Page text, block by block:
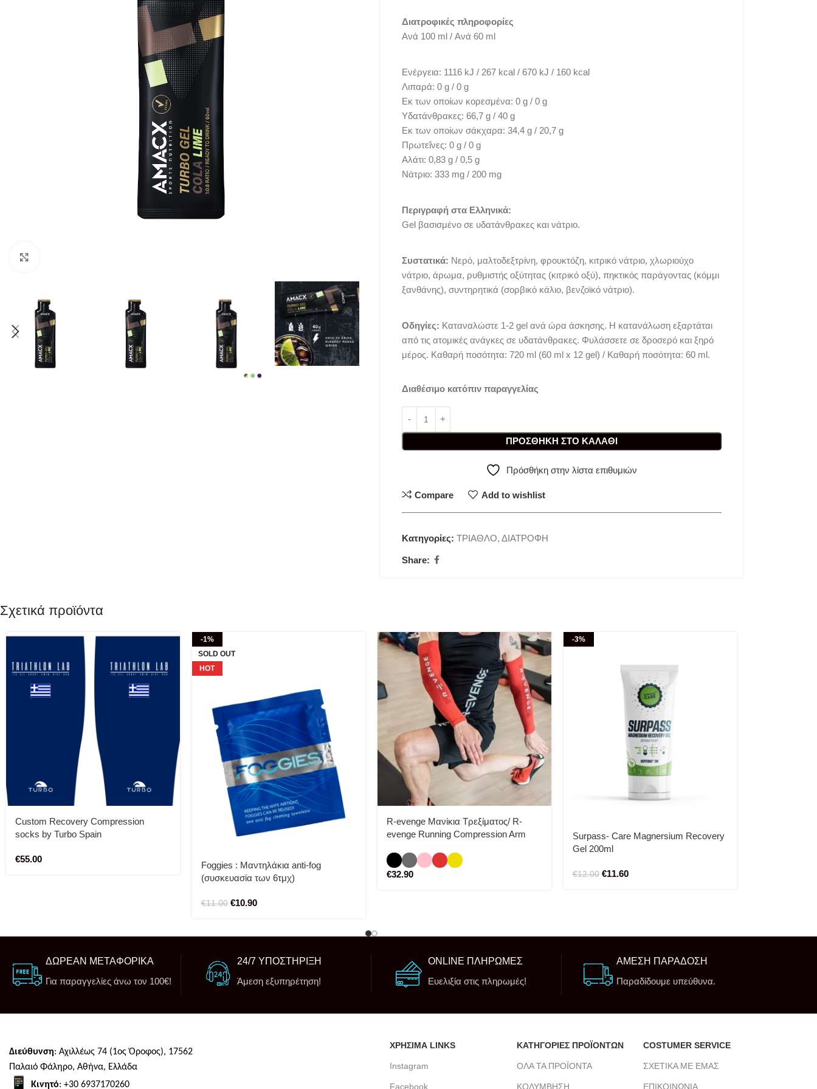
Διατροφικές πληροφορίες
Ανά 100 ml / Ανά 60 ml
Ενέργεια: 1116 kJ / 267 kcal / 670 kJ / 160 kcal
Λιπαρά: 0 g / 0 g
Εκ των οποίων κορεσμένα: 0 g / 0 g
Υδατάνθρακες: 66,7 g / 40 g
Εκ των οποίων σάκχαρα: 34,4 g / 20,7 g
Πρωτεΐνες: 0 g / 0 g
Αλάτι: 0,83 g / 0,5 g
Νάτριο: 333 mg / 200 mg
Περιγραφή στα Ελληνικά:
Gel βασισμένο σε υδατάνθρακες και νάτριο.
Συστατικά: Νερό, μαλτοδεξτρίνη, φρουκτόζη, κιτρικό νάτριο, χλωριούχο
νάτριο, άρωμα, ρυθμιστής οξύτητας (κιτρικό οξύ), πηκτικός παράγοντας (κόμμι
ξανθάνης), συντηρητικά (σορβικό κάλιο, βενζοϊκό νάτριο).
Οδηγίες: Καταναλώστε 1-2 gel ανά ώρα άσκησης. Η κατανάλωση εξαρτάται
από τις ατομικές ανάγκες σε υδατάνθρακες. Φυλάσσετε σε δροσερό και ξηρό
μέρος. Καθαρή ποσότητα: 720 ml (60 ml x 12 gel) / Καθαρή ποσότητα: 60 ml.
Διαθέσιμο κατόπιν παραγγελίας
ΠΡΟΣΘΉΚΗ ΣΤΟ ΚΑΛΆΘΙ
Πρόσθήκη στην λίστα επιθυμιών
Compare Add to wishlist
Κατηγορίες: ΤΡΙΑΘΛΟ, ΔΙΑΤΡΟΦΗ
Share:
Σχετικά προϊόντα
Custom Recovery Compression
socks by Turbo Spain
€55.00
-1%
SOLD OUT
HOT
Foggies : Μαντηλάκια anti-fog
(συσκευασία των 6τμχ)
€11.00 €10.90
R-evenge Μανίκια Τρεξίματος/ R-
evenge Running Compression Arm
€32.90
-3%
Surpass- Care Magnersium Recovery
Gel 200ml
€12.00 €11.60
ΔΩΡΕΑΝ ΜΕΤΑΦΟΡΙΚΑ
Για παραγγελίες άνω τον 100€!
24/7 ΥΠΟΣΤΗΡΙΞΗ
Άμεση εξυπηρέτηση!
ONLINE ΠΛΗΡΩΜΕΣ
Ευελιξία στις πληρωμές!
ΑΜΕΣΗ ΠΑΡΑΔΟΣΗ
Παραδίδουμε υπεύθυνα.
Διεύθυνση: Αχιλλέως 74 (1ος Όροφος), 17562
Παλαιό Φάληρο, Αθήνα, Ελλάδα
Κινητό: +30 6937170260
ΧΡΗΣΙΜΑ LINKS
Instagram
Facebook
ΚΑΤΗΓΟΡΙΕΣ ΠΡΟΪΟΝΤΩΝ
ΟΛΑ ΤΑ ΠΡΟΪΟΝΤΑ
ΚΟΛΥΜΒΗΣΗ
COSTUMER SERVICE
ΣΧΕΤΙΚΑ ΜΕ ΕΜΑΣ
ΕΠΙΚΟΙΝΩΝΙΑ